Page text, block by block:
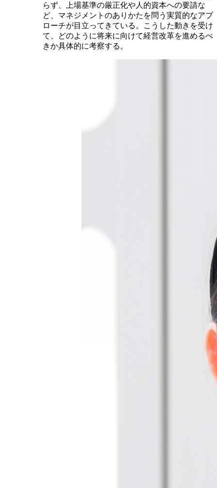
らず、上場基準の厳正化や人的資本への要請な
ど、マネジメントのありかたを問う実質的なアプ
ローチが目立ってきている。こうした動きを受け
て、どのように将来に向けて経営改革を進めるべ
きか具体的に考察する。